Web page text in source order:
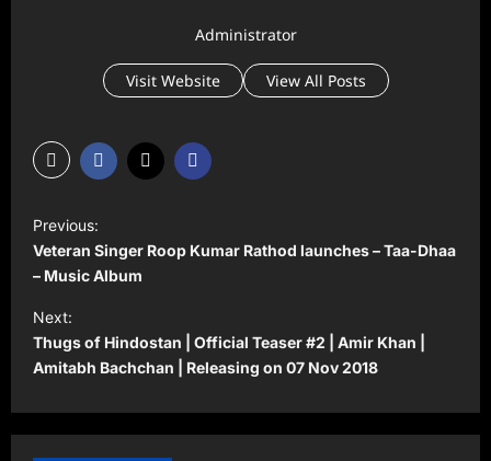
Administrator
Visit Website View All Posts
o
s
t
n
a
v
Previous:
Veteran Singer Roop Kumar Rathod launches – Taa-Dhaa
– Music Album
Next:
Thugs of Hindostan | Official Teaser #2 | Amir Khan |
Amitabh Bachchan | Releasing on 07 Nov 2018